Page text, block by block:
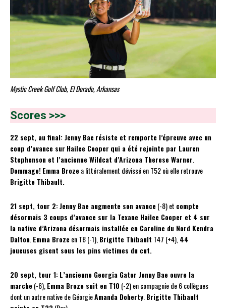
Mystic Creek Golf Club, El Dorado, Arkansas
Scores >>>
22 sept, au final: Jenny Baerésiste et remporte l’épreuve avec un
coup d’avance sur Hailee Cooper qui a été rejointe par Lauren
Stephenson et l’ancienne Wildcat d’Arizona Therese Warner
Dommage!Emma Brozea littéralement dévissé en T52 où elle retrouve
Brigitte Thibault.
21 sept, tour 2:Jenny Bae augmente son avance(-8) et compte
désormais 3 coups d’avance sur la Texane Hailee Cooper et 4 sur
la native d’Arizona désormais installée en Caroline du Nord Kendra
Dalton Emma Brozeen T8 (-1), Brigitte Thibault T47 (+4), 44
joueuses gisent sous les pins victimes du cut.
20 sept, tour 1:L’ancienne Georgia Gator Jenny Bae ouvre la
marche(-6), Emma Broze suit en T10 (-2) en compagnie de 6 collègues
dont un autre native de GéorgieAmanda Doherty Brigitte Thibault